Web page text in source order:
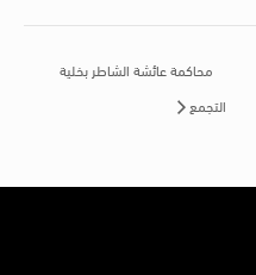
محاكمة عائشة الشاطر بخلية
التجمع